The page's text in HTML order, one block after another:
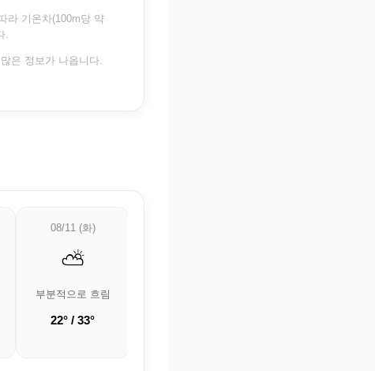
라 기온차(100m당 약
.
은 정보가 나옵니다.
08/11 (화)
⛅
부분적으로 흐림
22° / 33°